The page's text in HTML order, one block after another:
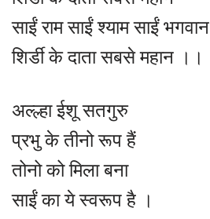
साईं राम साईं श्याम साईं भगवान
शिर्डी के दाता सबसे महान ।।
अल्ल्हा ईशू सतगुरु
प्रभु के तीनो रूप हैं
तोनो को मिला बना
साईं का ये स्वरूप है ।